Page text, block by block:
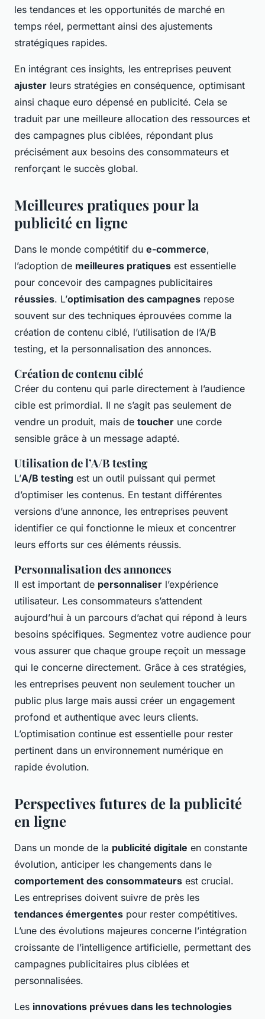
les tendances et les opportunités de marché en
temps réel, permettant ainsi des ajustements
stratégiques rapides.
En intégrant ces insights, les entreprises peuvent
ajuster leurs stratégies en conséquence, optimisant
ainsi chaque euro dépensé en publicité. Cela se
traduit par une meilleure allocation des ressources et
des campagnes plus ciblées, répondant plus
précisément aux besoins des consommateurs et
renforçant le succès global.
Meilleures pratiques pour la
publicité en ligne
Dans le monde compétitif du e-commerce,
l’adoption de meilleures pratiques est essentielle
pour concevoir des campagnes publicitaires
réussies. L’optimisation des campagnes repose
souvent sur des techniques éprouvées comme la
création de contenu ciblé, l’utilisation de l’A/B
testing, et la personnalisation des annonces.
Création de contenu ciblé
Créer du contenu qui parle directement à l’audience
cible est primordial. Il ne s’agit pas seulement de
vendre un produit, mais de toucher une corde
sensible grâce à un message adapté.
Utilisation de l’A/B testing
L’A/B testing est un outil puissant qui permet
d’optimiser les contenus. En testant différentes
versions d’une annonce, les entreprises peuvent
identifier ce qui fonctionne le mieux et concentrer
leurs efforts sur ces éléments réussis.
Personnalisation des annonces
Il est important de personnaliser l’expérience
utilisateur. Les consommateurs s’attendent
aujourd’hui à un parcours d’achat qui répond à leurs
besoins spécifiques. Segmentez votre audience pour
vous assurer que chaque groupe reçoit un message
qui le concerne directement. Grâce à ces stratégies,
les entreprises peuvent non seulement toucher un
public plus large mais aussi créer un engagement
profond et authentique avec leurs clients.
L’optimisation continue est essentielle pour rester
pertinent dans un environnement numérique en
rapide évolution.
Perspectives futures de la publicité
en ligne
Dans un monde de la publicité digitale en constante
évolution, anticiper les changements dans le
comportement des consommateurs est crucial.
Les entreprises doivent suivre de près les
tendances émergentes pour rester compétitives.
L’une des évolutions majeures concerne l’intégration
croissante de l’intelligence artificielle, permettant des
campagnes publicitaires plus ciblées et
personnalisées.
Les innovations prévues dans les technologies